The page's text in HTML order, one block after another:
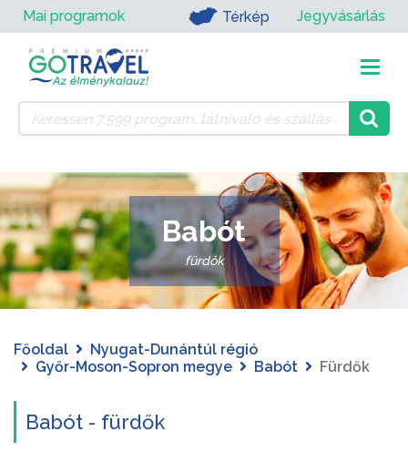
Mai programok Térkép Jegyvásárlás
Babót
fürdők
Főoldal
Nyugat-Dunántúl régió
Győr-Moson-Sopron megye
Babót Fürdők
Babót - fürdők